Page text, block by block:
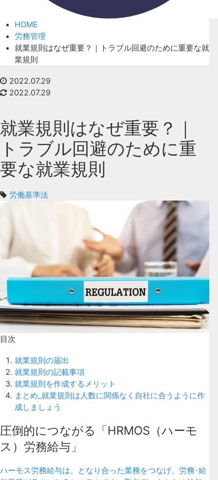
HOME
労務管理
就業規則はなぜ重要？｜トラブル回避のために重要な就
業規則
2022.07.29
2022.07.29
就業規則はなぜ重要？｜
トラブル回避のために重
要な就業規則
労働基準法
目次
就業規則の届出
就業規則の記載事項
就業規則を作成するメリット
まとめ_就業規則は人数に関係なく自社に合うように作
成しましょう
圧倒的につながる「HRMOS（ハーモ
ス）労務給与」
ハーモス労務給与は、となり合った業務をつなげ、労務･給